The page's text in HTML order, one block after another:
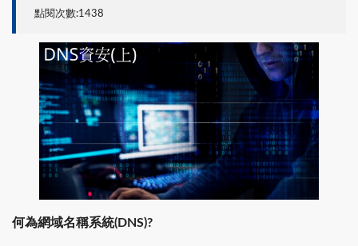
點閱次數:1438
何為網域名稱系統(DNS)?